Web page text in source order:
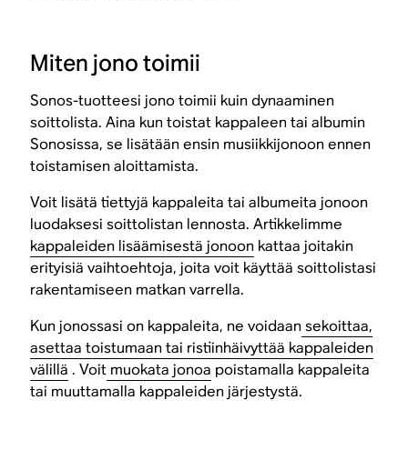
Miten jono toimii
Sonos-tuotteesi jono toimii kuin dynaaminen
soittolista. Aina kun toistat kappaleen tai albumin
Sonosissa, se lisätään ensin musiikkijonoon ennen
toistamisen aloittamista.
Voit lisätä tiettyjä kappaleita tai albumeita jonoon
luodaksesi soittolistan lennosta. Artikkelimme
kappaleiden lisäämisestä jonoon kattaa joitakin
erityisiä vaihtoehtoja, joita voit käyttää soittolistasi
rakentamiseen matkan varrella.
Kun jonossasi on kappaleita, ne voidaansekoittaa,
asettaa toistumaan tai ristiinhäivyttää kappaleiden
välillä . Voit muokata jonoa poistamalla kappaleita
tai muuttamalla kappaleiden järjestystä.